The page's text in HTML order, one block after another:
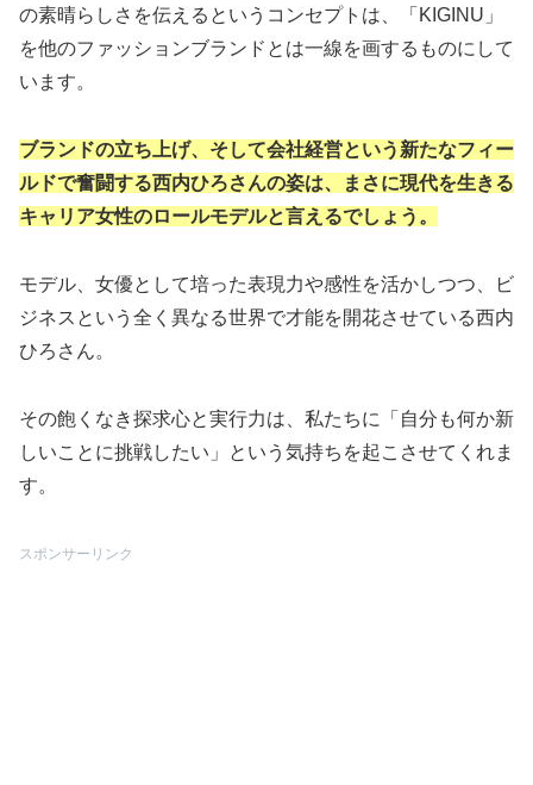
の素晴らしさを伝えるというコンセプトは、「KIGINU」
を他のファッションブランドとは一線を画するものにして
います。
ブランドの立ち上げ、そして会社経営という新たなフィー
ルドで奮闘する西内ひろさんの姿は、まさに現代を生きる
キャリア女性のロールモデルと言えるでしょう。
モデル、女優として培った表現力や感性を活かしつつ、ビ
ジネスという全く異なる世界で才能を開花させている西内
ひろさん。
その飽くなき探求心と実行力は、私たちに「自分も何か新
しいことに挑戦したい」という気持ちを起こさせてくれま
す。
スポンサーリンク